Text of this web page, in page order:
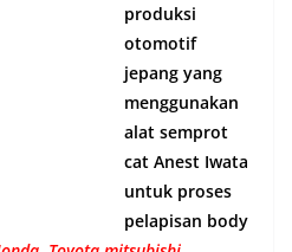
untuk proses pelapisan
: Honda, Toyota,mitsubishi,
Subaru,Lexus,
mereka
karena